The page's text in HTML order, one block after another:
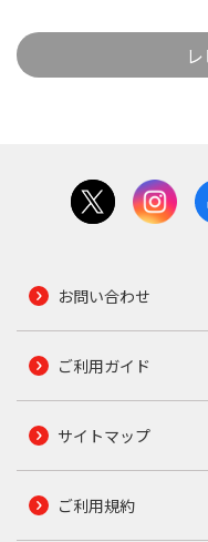
お問い合わせ
ご利用ガイド
サイトマップ
ご利用規約